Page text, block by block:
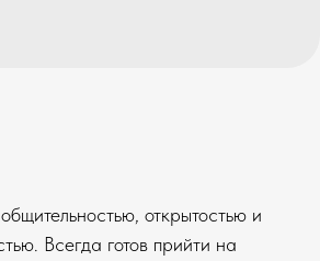
открытостью и
Всегда готов прийти на